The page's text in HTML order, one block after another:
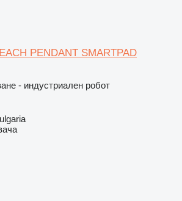
PENDANT SMARTPAD
- индустриален робот